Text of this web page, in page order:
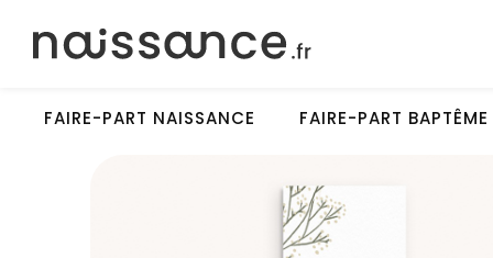
FAIRE-PART NAISSANCE FAIRE-PART BAPTÊME